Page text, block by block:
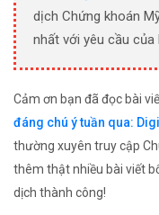
dịch Chứng khoán
nhất với yêu cầu của
Cảm ơn bạn đã đọc bài
đáng chú ý tuần qua:
thường xuyên truy cập
thêm thật nhiều bài viết
dịch thành công!